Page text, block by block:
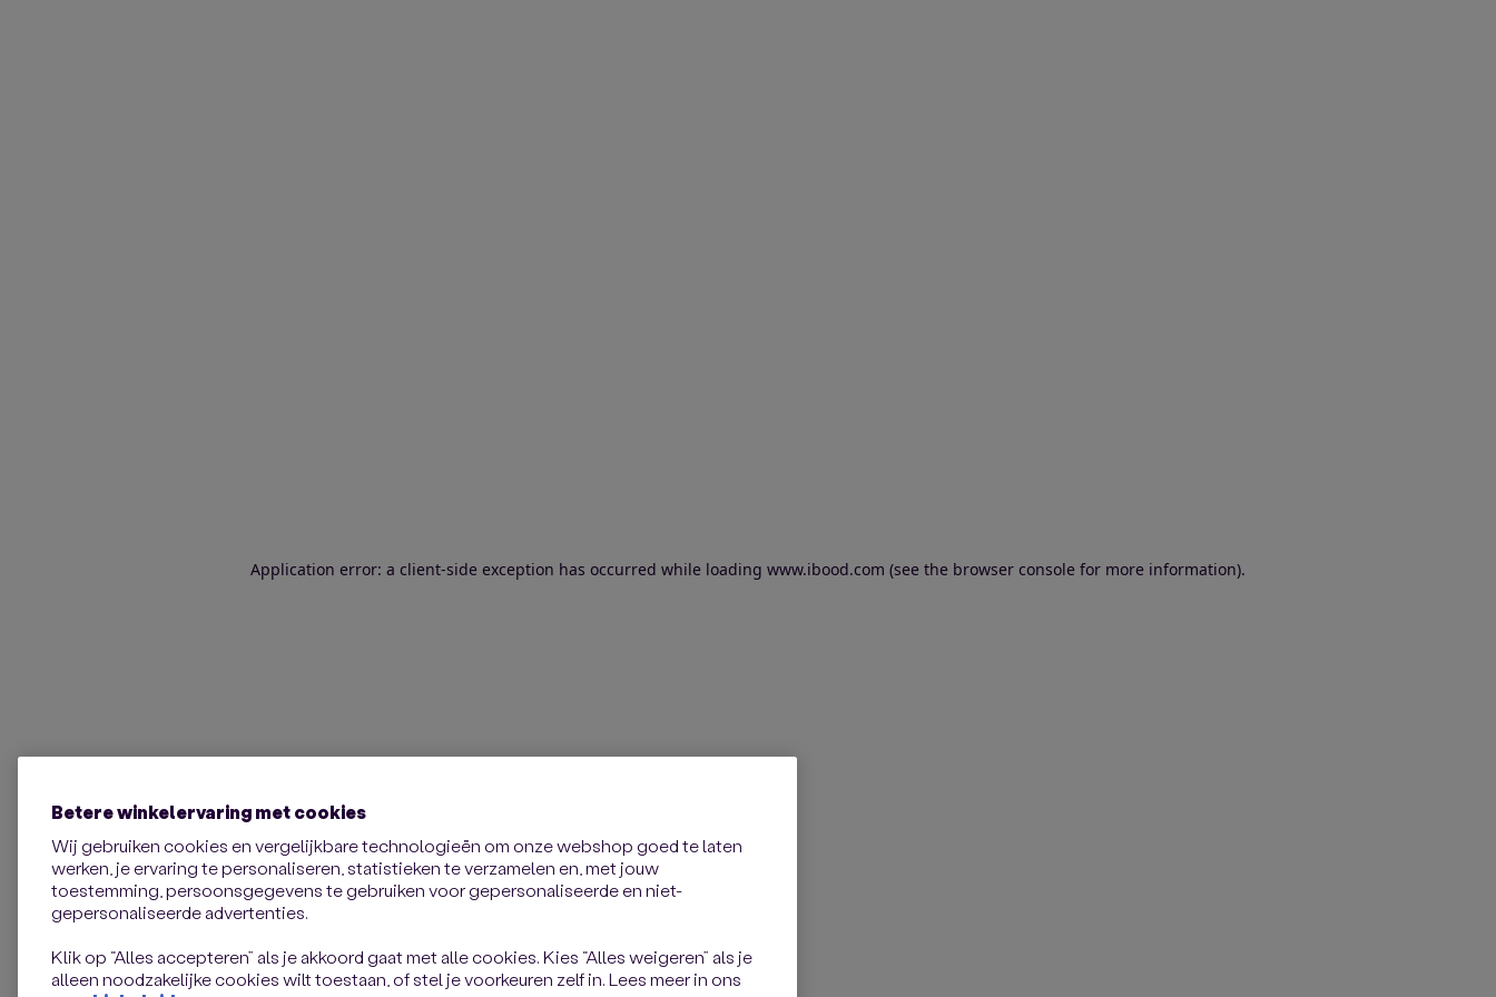
Application error: a client-side exception has occurred while loading www.ibood.com (see the browser console for more information).
Betere winkelervaring met cookies
Wij gebruiken cookies en vergelijkbare technologieën om onze webshop goed te laten
werken, je ervaring te personaliseren, statistieken te verzamelen en, met jouw
toestemming, persoonsgegevens te gebruiken voor gepersonaliseerde en niet-
gepersonaliseerde advertenties.
Klik op “Alles accepteren” als je akkoord gaat met alle cookies. Kies “Alles weigeren” als je
alleen noodzakelijke cookies wilt toestaan, of stel je voorkeuren zelf in. Lees meer in ons